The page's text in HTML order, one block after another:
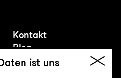
Kontakt
Blog
Presseist uns